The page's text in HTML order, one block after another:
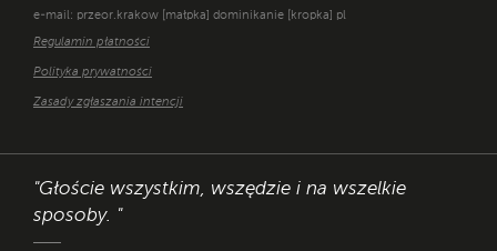
e-mail: przeor.krakow [małpka] dominikanie [kropka] pl
Regulamin płatności
Polityka prywatności
Zasady zgłaszania intencji
"Głoście wszystkim, wszędzie i na wszelkie
sposoby. "